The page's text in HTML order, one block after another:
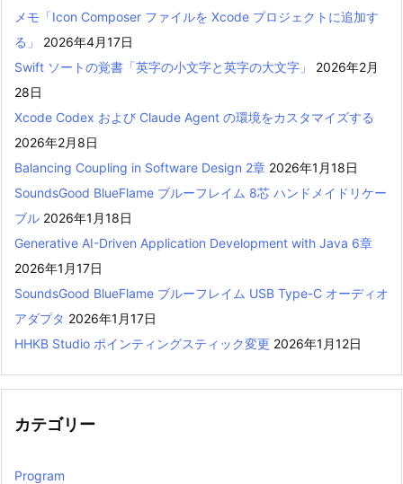
メモ「Icon Composer ファイルを Xcode プロジェクトに追加す
る」
2026年4月17日
Swift ソートの覚書「英字の小文字と英字の大文字」
2026年2月
28日
Xcode Codex および Claude Agent の環境をカスタマイズする
2026年2月8日
Balancing Coupling in Software Design 2章 2026年1月18日
SoundsGood BlueFlame ブルーフレイム 8芯 ハンドメイドリケー
ブル 2026年1月18日
Generative AI-Driven Application Development with Java 6章
2026年1月17日
SoundsGood BlueFlame ブルーフレイム USB Type-C オーディオ
アダプタ 2026年1月17日
HHKB Studio ポインティングスティック変更 2026年1月12日
カテゴリー
Program